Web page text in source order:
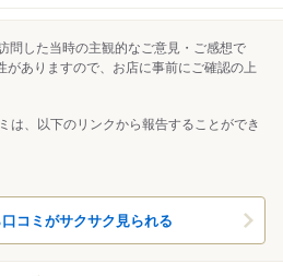
問した当時の主観的なご意見・ご感想で
がありますので、お店に事前にご確認の上
は、以下のリンクから報告することができ
コミがサクサク見られる